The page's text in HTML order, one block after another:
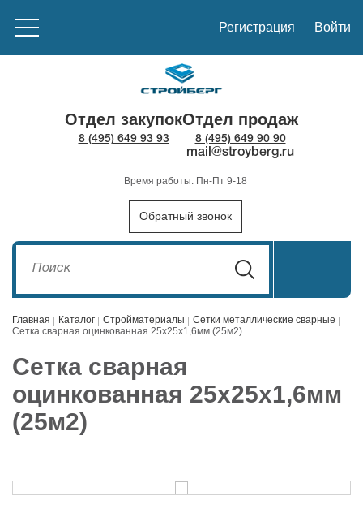
Регистрация Войти
Отдел закупок
8 (495) 649 93 93
Отдел продаж
8 (495) 649 90 90
mail@stroyberg.ru
Время работы: Пн-Пт 9-18
Обратный звонок
Главная Каталог Стройматериалы
Сетки металлические сварные
Сетка сварная оцинкованная 25х25х1,6мм (25м2)
Сетка сварная
оцинкованная 25х25х1,6мм
(25м2)